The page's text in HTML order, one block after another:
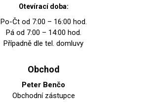
Otevírací doba:
Po-Čt od 7:00 – 16:00 hod.
Pá od 7:00 – 14:00 hod.
Případně dle tel. domluvy
Obchod
Peter Benčo
Obchodní zástupce